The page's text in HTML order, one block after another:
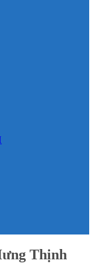
Thịnh